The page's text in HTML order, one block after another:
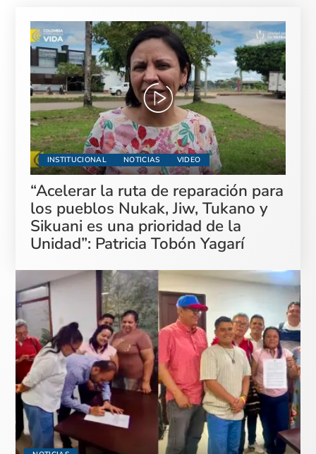
INSTITUCIONAL NOTICIAS VIDEO
“Acelerar la ruta de reparación para
los pueblos Nukak, Jiw, Tukano y
Sikuani es una prioridad de la
Unidad”: Patricia Tobón Yagarí